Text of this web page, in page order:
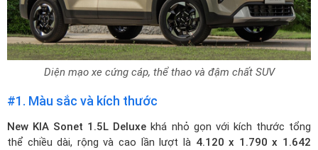
Diện mạo xe cứng cáp, thể thao và đậm chất SUV
#1. Màu sắc và kích thước
New KIA Sonet 1.5L Deluxe khá nhỏ gọn với kích thước tổng
thể chiều dài, rộng và cao lần lượt là 4.120 x 1.790 x 1.642